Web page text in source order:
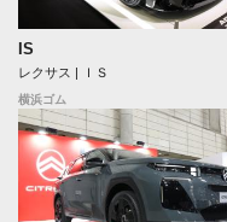
IS
レクサス | ＩＳ
横浜ゴム